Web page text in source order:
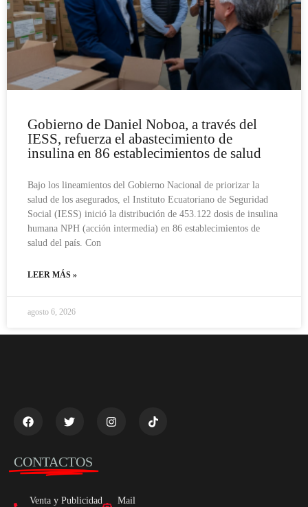
Gobierno de Daniel Noboa, a través del
IESS, refuerza el abastecimiento de
insulina en 86 establecimientos de salud
Bajo los lineamientos del Gobierno Nacional de priorizar la
salud de los asegurados, el Instituto Ecuatoriano de Seguridad
Social (IESS) inició la distribución de 453.122 dosis de insulina
humana NPH (acción intermedia) en 86 establecimientos de
salud del país. Con
LEER MÁS »
agosto 6, 2026
CONTACTOS
Venta y Publicidad
Mail